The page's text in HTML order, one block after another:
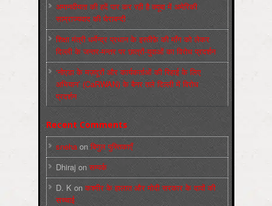
अमानवीयता की हदें पार कर रही है क्यूबा में अमेरिकी
साम्राज्यवाद की घेराबन्दी
शिक्षा मंत्री धर्मेन्द्र प्रधान के इस्तीफ़े की माँग को लेकर
दिल्ली के जन्तर-मन्तर पर छात्रों-युवाओं का विरोध प्रदर्शन
‘नोएडा के मज़दूरों और कार्यकर्ताओं की रिहाई के लिए
अभियान’ (CaRWAN) के बैनर तले दिल्ली में विरोध
प्रदर्शन
Recent Comments
sneha on बिगुल पुस्तिकाएँ
Dhiraj on सम्पर्क
D. K on कश्मीर के हालात और मोदी सरकार के दावों की
सच्चाई